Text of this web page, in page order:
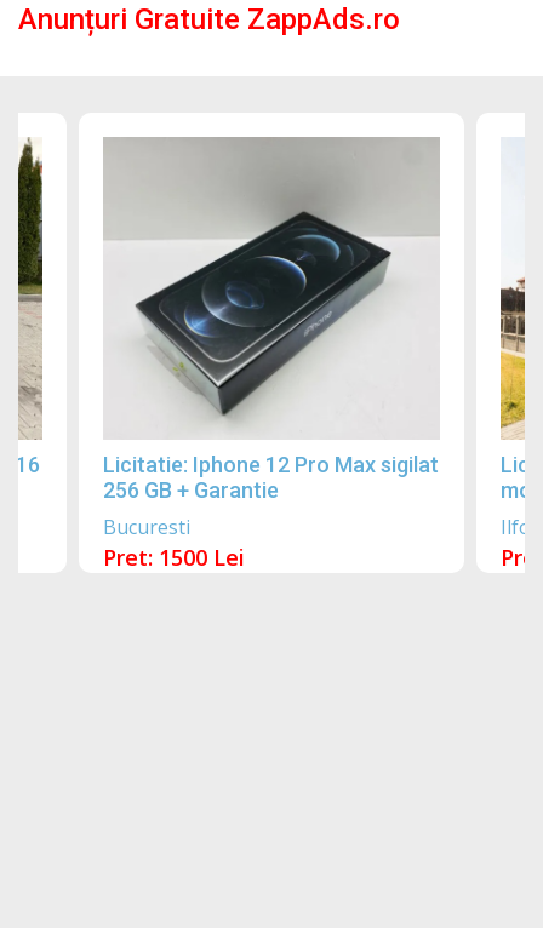
Anunțuri Gratuite ZappAds.ro
Licitatie: Iphone 12 Pro Max sigilat
256 GB + Garantie
Bucuresti
Pret: 1500 Lei
Ilfov